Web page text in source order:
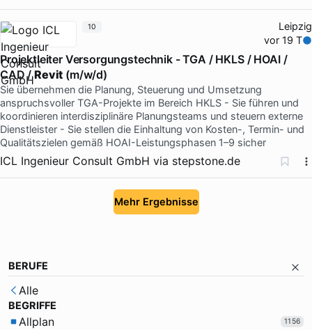
Leipzig
vor 19 T
Projektleiter Versorgungstechnik - TGA / HKLS / HOAI /
CAD /Revit (m/w/d)
Sie übernehmen die Planung, Steuerung und Umsetzung
anspruchsvoller TGA-Projekte im Bereich HKLS - Sie führen und
koordinieren interdisziplinäre Planungsteams und steuern externe
Dienstleister - Sie stellen die Einhaltung von Kosten-, Termin- und
Qualitätszielen gemäß HOAI-Leistungsphasen 1–9 sicher
ICL Ingenieur Consult GmbH via stepstone.de
10
Mehr Ergebnisse
BERUFE
Alle
BEGRIFFE
Allplan 1156